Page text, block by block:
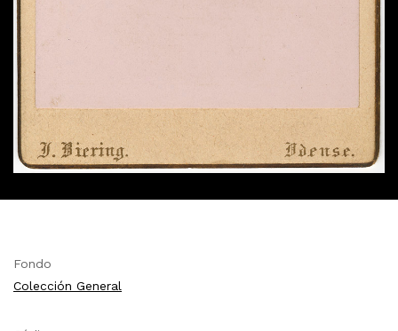
Fondo
Colección General